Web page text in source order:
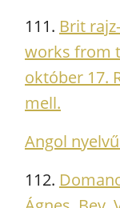
111. Brit
works from
október 17.
mell.
Angol
112.